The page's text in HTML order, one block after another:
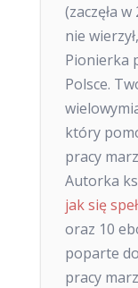
(zaczęła
nie
Pionierka
Polsce.
który
pracy
Autorka
jak się
oraz 10
poparte
pracy